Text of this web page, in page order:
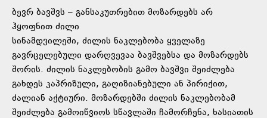
ბევრ ბავშვს – განსაკუთრებით მოზარდებს არ
ჰყოფნით ძილი
სინამდვილეში, ძილის ნაკლებობა ყველაზე
გავრცელებული დარღვევაა ბავშვებსა და მოზარდებს
შორის. ძილის ნაკლებობის გამო ბავშვი შეიძლება
გახდეს კაპრიზული, გაღიზიანებული ან პირიქით,
ძალიან აქტიური. მოზარდებში ძილის ნაკლებობამ
შეიძლება გამოიწვიოს სწავლაში ჩამორჩენა, ხასიათის